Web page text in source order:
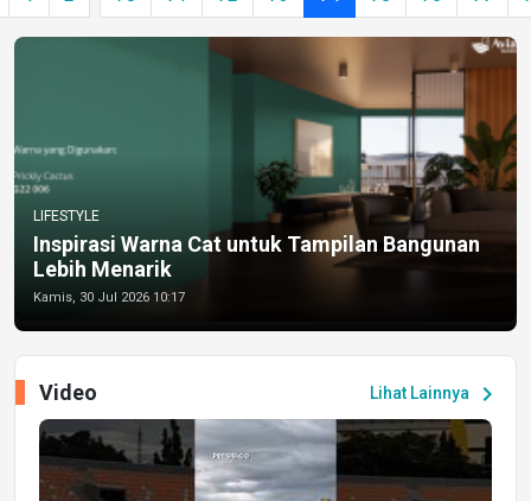
LIFESTYLE
Inspirasi Warna Cat untuk Tampilan Bangunan
Lebih Menarik
Kamis, 30 Jul 2026 10:17
Lihat Lainnya chevron_right
Video